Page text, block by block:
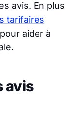
avis. En plus
tarifaires
aider à
avis